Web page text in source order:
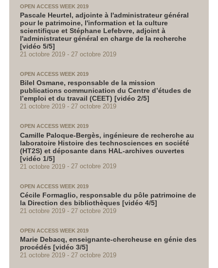
OPEN ACCESS WEEK 2019
Pascale Heurtel, adjointe à l'administrateur général
pour le patrimoine, l'information et la culture
scientifique et Stéphane Lefebvre, adjoint à
l'administrateur général en charge de la recherche
[vidéo 5/5]
21 octobre 2019 27 octobre 2019
OPEN ACCESS WEEK 2019
Bilel Osmane, responsable de la mission
publications communication du Centre d’études de
l’emploi et du travail (CEET) [vidéo 2/5]
21 octobre 2019 27 octobre 2019
OPEN ACCESS WEEK 2019
Camille Paloque-Bergès, ingénieure de recherche au
laboratoire Histoire des technosciences en société
(HT2S) et déposante dans HAL-archives ouvertes
[vidéo 1/5]
21 octobre 2019 27 octobre 2019
OPEN ACCESS WEEK 2019
Cécile Formaglio, responsable du pôle patrimoine de
la Direction des bibliothèques [vidéo 4/5]
21 octobre 2019 27 octobre 2019
OPEN ACCESS WEEK 2019
Marie Debacq, enseignante-chercheuse en génie des
procédés [vidéo 3/5]
21 octobre 2019 27 octobre 2019